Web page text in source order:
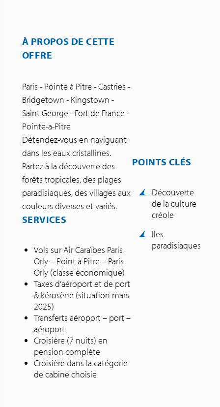
À PROPOS DE CETTE
OFFRE
Paris - Pointe à Pitre - Castries -
Bridgetown - Kingstown -
Saint George - Fort de France -
Pointe-a-Pitre
Détendez-vous en naviguant
dans les eaux cristallines.
Partez à la découverte des
forêts tropicales, des plages
paradisiaques, des villages aux
couleurs diverses et variés.
SERVICES
Vols sur Air Caraïbes Paris
Orly – Point à Pitre – Paris
Orly (classe économique)
Taxes d’aéroport et de port
& kérosène (situation mars
2025)
Transferts aéroport – port –
aéroport
Croisière (7 nuits) en
pension complète
Croisière dans la catégorie
de cabine choisie
POINTS CLÉS
Découverte
de la culture
créole
Iles
paradisiaques